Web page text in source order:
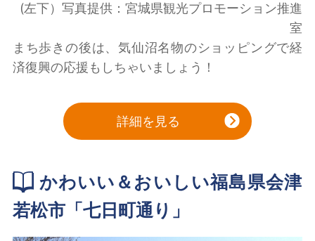
(左下）写真提供：宮城県観光プロモーション推進
室
まち歩きの後は、気仙沼名物のショッピングで経
済復興の応援もしちゃいましょう！
詳細を見る
かわいい＆おいしい福島県会津
若松市「七日町通り」